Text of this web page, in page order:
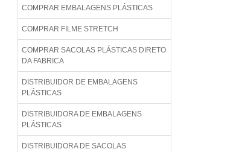
COMPRAR EMBALAGENS PLÁSTICAS
COMPRAR FILME STRETCH
COMPRAR SACOLAS PLÁSTICAS DIRETO
DA FABRICA
DISTRIBUIDOR DE EMBALAGENS
PLÁSTICAS
DISTRIBUIDORA DE EMBALAGENS
PLÁSTICAS
DISTRIBUIDORA DE SACOLAS